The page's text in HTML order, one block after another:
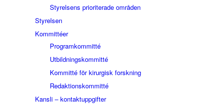
Styrelsens prioriterade områden
Styrelsen
Kommittéer
Programkommitté
Utbildningskommitté
Kommitté för kirurgisk forskning
Redaktionskommitté
Kansli – kontaktuppgifter